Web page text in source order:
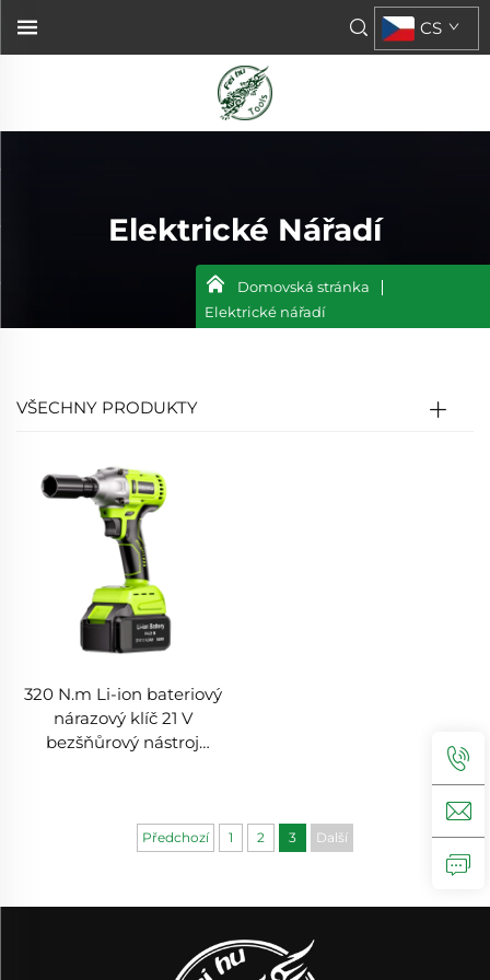
CS
Elektrické Nářadí
Domovská stránka
Elektrické nářadí
VŠECHNY PRODUKTY
320 N.m Li-ion bateriový
nárazový klíč 21 V
bezšňůrový nástroj
ruční nárazový klíč
Předchozí 1 2 3 Další